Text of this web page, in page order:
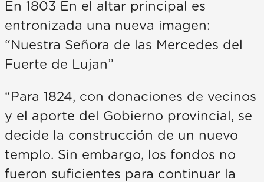
En 1803 En el altar principal es
entronizada una nueva imagen:
“Nuestra Señora de las Mercedes del
Fuerte de Lujan”
“Para 1824, con donaciones de vecinos
y el aporte del Gobierno provincial, se
decide la construcción de un nuevo
templo. Sin embargo, los fondos no
fueron suficientes para continuar la